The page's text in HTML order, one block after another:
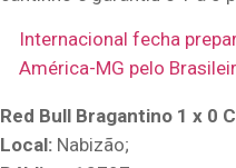
Internacional fecha
América-MG pelo
Red Bull Bragantino 1 x 0
Local: Nabizão;